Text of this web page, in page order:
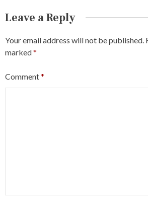
Leave a Reply
Your email address will not be published.
marked*
Comment*